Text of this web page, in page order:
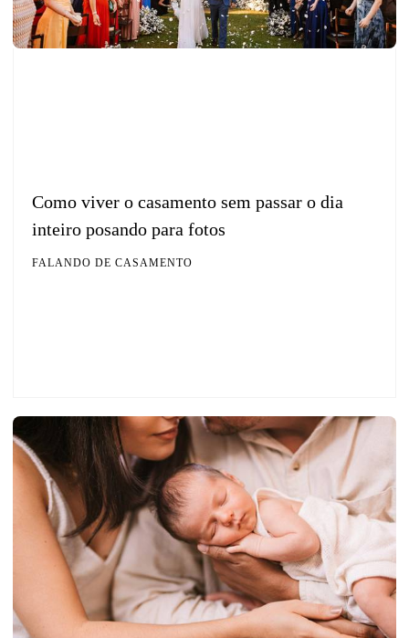
Como viver o casamento sem passar o dia
inteiro posando para fotos
FALANDO DE CASAMENTO